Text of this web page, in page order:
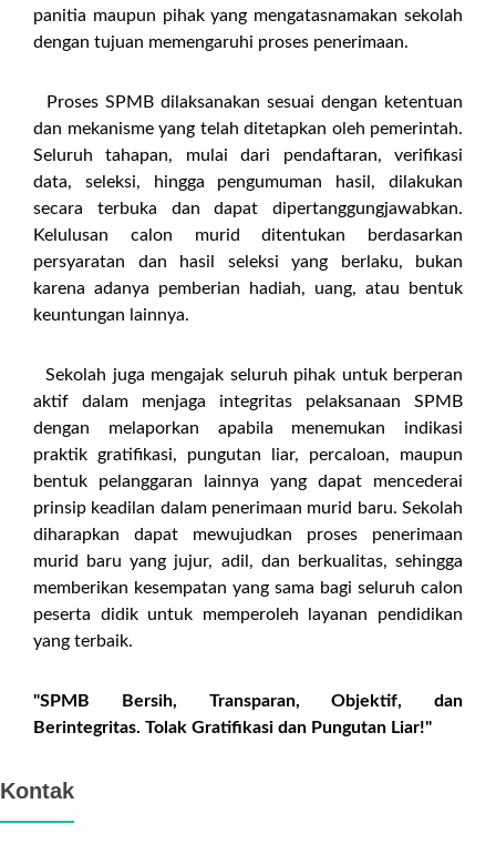
panitia maupun pihak yang mengatasnamakan sekolah
dengan tujuan memengaruhi proses penerimaan.
Proses SPMB dilaksanakan sesuai dengan ketentuan
dan mekanisme yang telah ditetapkan oleh pemerintah.
Seluruh tahapan, mulai dari pendaftaran, verifikasi
data, seleksi, hingga pengumuman hasil, dilakukan
secara terbuka dan dapat dipertanggungjawabkan.
Kelulusan calon murid ditentukan berdasarkan
persyaratan dan hasil seleksi yang berlaku, bukan
karena adanya pemberian hadiah, uang, atau bentuk
keuntungan lainnya.
Sekolah juga mengajak seluruh pihak untuk berperan
aktif dalam menjaga integritas pelaksanaan SPMB
dengan melaporkan apabila menemukan indikasi
praktik gratifikasi, pungutan liar, percaloan, maupun
bentuk pelanggaran lainnya yang dapat mencederai
prinsip keadilan dalam penerimaan murid baru. Sekolah
diharapkan dapat mewujudkan proses penerimaan
murid baru yang jujur, adil, dan berkualitas, sehingga
memberikan kesempatan yang sama bagi seluruh calon
peserta didik untuk memperoleh layanan pendidikan
yang terbaik.
"SPMB Bersih, Transparan, Objektif, dan
Berintegritas. Tolak Gratifikasi dan Pungutan Liar!"
Kontak